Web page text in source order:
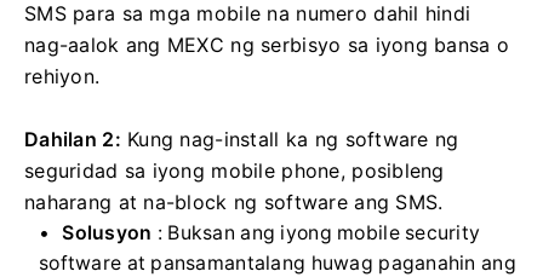
SMS para sa mga mobile na numero dahil hindi
nag-aalok ang MEXC ng serbisyo sa iyong bansa o
rehiyon.
Dahilan 2: Kung nag-install ka ng software ng
seguridad sa iyong mobile phone, posibleng
naharang at na-block ng software ang SMS.
Solusyon : Buksan ang iyong mobile security
software at pansamantalang huwag paganahin ang